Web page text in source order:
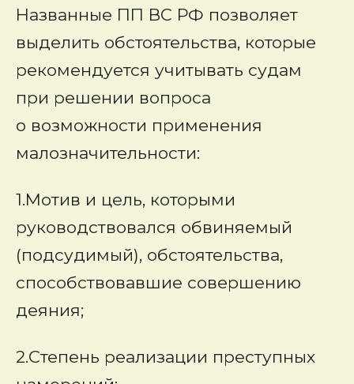
Названные ПП ВС РФ позволяет
выделить обстоятельства, которые
рекомендуется учитывать судам
при решении вопроса
о возможности применения
малозначительности:
1.Мотив и цель, которыми
руководствовался обвиняемый
(подсудимый), обстоятельства,
способствовавшие совершению
деяния;
2.Степень реализации преступных